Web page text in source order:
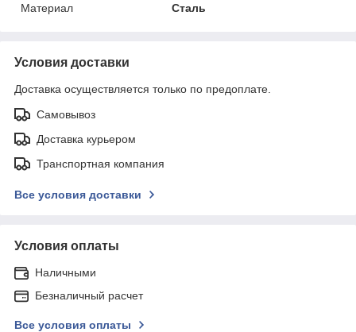
Материал
Сталь
Условия доставки
Доставка осуществляется только по предоплате.
Самовывоз
Доставка курьером
Транспортная компания
Все условия доставки
Условия оплаты
Наличными
Безналичный расчет
Все условия оплаты